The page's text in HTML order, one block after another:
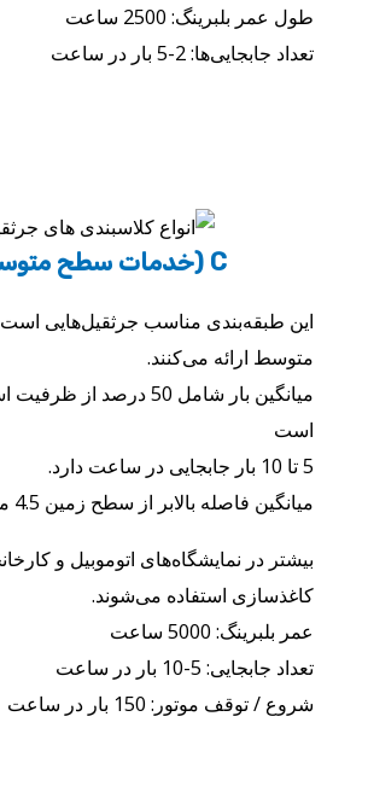
طول عمر بلبرینگ: 2500 ساعت
تعداد جابجایی‌ها: 2-5 بار در ساعت
C (خدمات سطح متوسط)
این طبقه‌بندی مناسب جرثقیل‌هایی
متوسط ارائه می‌کنند.
میانگین بار شامل 50 درصد
است
5 تا 10 بار جابجایی در ساعت دارد.
میانگین فاصله بالابر از سطح زمین 4.5 متر است.
بیشتر در نمایشگاه‌های اتوموبیل و
کاغذسازی استفاده می‌شوند.
عمر بلبرینگ: 5000 ساعت
تعداد جابجایی: 5-10 بار در ساعت
شروع / توقف موتور: 150 بار در ساعت